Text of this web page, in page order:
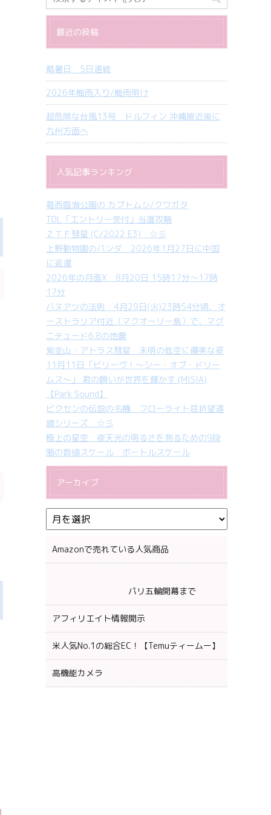
最近の投稿
酷暑日 5日連続
2026年梅雨入り/梅雨明け
超危険な台風13号 ドルフィン 沖縄接近後に
九州方面へ
人気記事ランキング
葛西臨海公園の カブトムシ/クワガタ
TDL「エントリー受付」当選攻略
ＺＴＦ彗星 (C/2022 E3) ☆彡
上野動物園のパンダ 2026年1月27日に中国
に返還
2026年の月面X 8月20日 15時17分～17時
17分
バヌアツの法則 4月29日(火)23時54分頃、オ
ーストラリア付近（マクオーリー島）で、マグ
ニチュード6.8の地震
紫金山・アトラス彗星 未明の低空に優美な姿
11月11日「ビリーヴ！～シー・オブ・ドリー
ムス～」 君の願いが世界を輝かす (MISIA)
【Park Sound】
ビクセンの伝説の名機 フローライト屈折望遠
鏡シリーズ ☆彡
極上の星空 夜天光の明るさを測るための9段
階の数値スケール ボートルスケール
アーカイブ
Amazonで売れている人気商品
パリ五輪開幕まで
アフィリエイト情報開示
米人気No.1の総合EC！【Temuティームー】
高機能カメラ